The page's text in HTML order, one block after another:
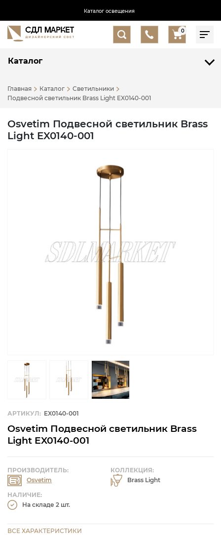
Каталог освещения
0
Каталог
Главная Каталог
Светильники
Подвесной светильник Brass Light EX0140-001
Osvetim Подвесной светильник Brass
Light EX0140-001
АРТИКУЛ: EX0140-001
Osvetim Подвесной светильник Brass
Light EX0140-001
НАЛИЧИЕ:
На складе 2 шт.
КОЛЛЕКЦИЯ:
Brass Light
ПРОИЗВОДИТЕЛЬ:
Osvetim
ВСЕ ХАРАКТЕРИСТИКИ